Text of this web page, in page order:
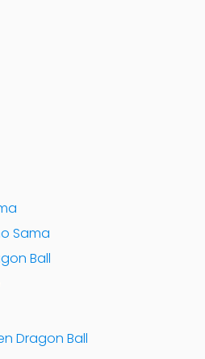
Sama
Ball
Dragon Ball